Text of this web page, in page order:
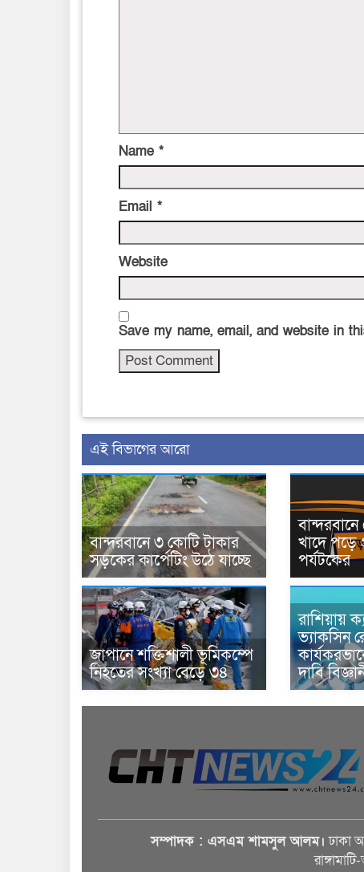
Name *
Email *
Website
Save my name, email, and website in
এই বিভাগের আরো
বান্দরবানে ৩ কোটি টাকার
সড়কের কার্পেটিং উঠে যাচ্ছে
খাদে পড়ে
পর্যটকের
জাপানে শক্তিশালী ভূমিকম্পে
নিহতের সংখ্যা বেড়ে ৩৪
রাশিয়ায়
ভ্যাকসিন
দাবি
সম্পাদক : এসএম শামসুল আলম। ঢাকা